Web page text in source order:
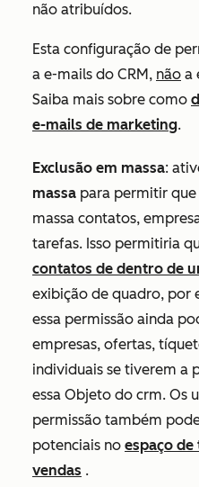
não atribuídos.
Esta configuração de
a e-mails do CRM, não a
Saiba mais sobre como
e-mails de marketing.
Exclusão em massa:
massa para permitir que
massa contatos,
tarefas. Isso permitiria
contatos de dentro de
exibição de quadro, por
essa permissão ainda
empresas, ofertas,
individuais se tiverem a
essa Objeto do crm. Os
permissão também
potenciais no espaço
vendas .